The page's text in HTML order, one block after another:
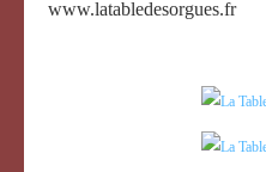
www.latabledesorgues.fr